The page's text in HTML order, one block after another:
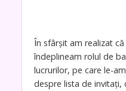
În sfârșit am realizat
îndeplineam rolul de
lucrurilor, pe care le-
despre lista de